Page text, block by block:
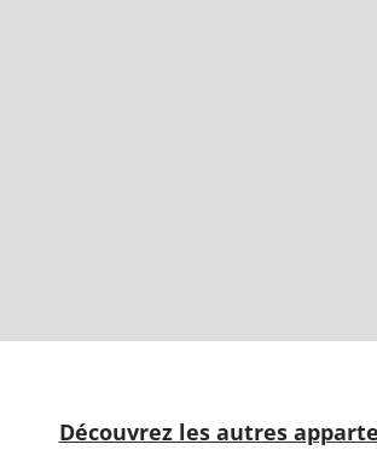
Découvrez les autres